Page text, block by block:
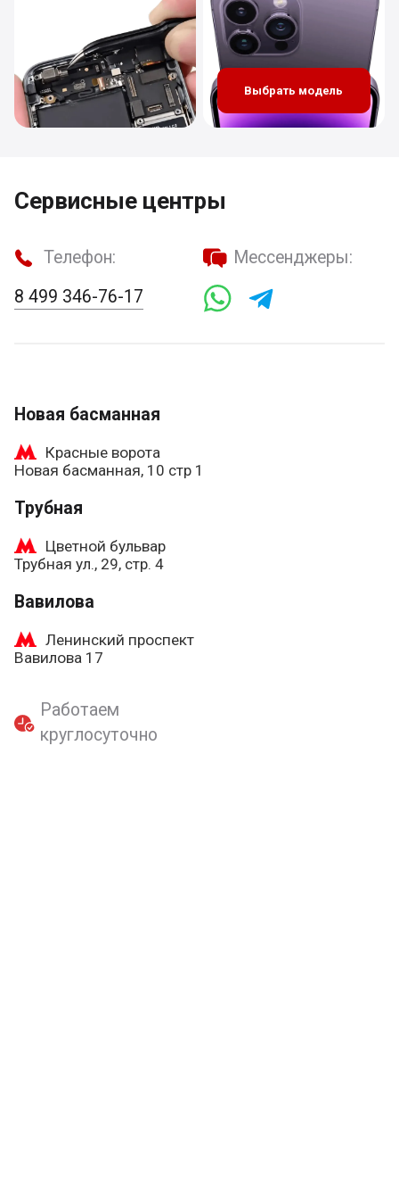
Выбрать модель
Сервисные центры
Телефон:
8 499 346-76-17
Мессенджеры:
Новая басманная
Красные ворота
Новая басманная, 10 стр 1
Трубная
Цветной бульвар
Трубная ул., 29, стр. 4
Вавилова
Ленинский проспект
Вавилова 17
Работаем
круглосуточно